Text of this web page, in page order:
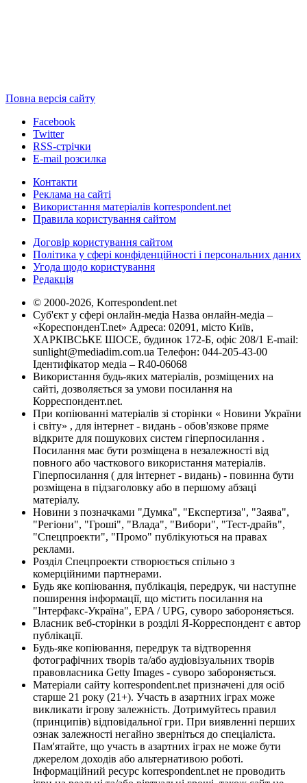
Повна версія сайту
Facebook
Twitter
RSS-стрічки
E-mail розсилка
Контакти
Реклама на сайті
Використання матеріалів korrespondent.net
Правила користування сайтом
Договір користування сайтом
Політика у сфері конфіденційності і персональних даних
Угода щодо користування
Редакція
© 2000-2026, Korrespondent.net
Суб'єкт у сфері онлайн-медіа Назва онлайн-медіа –
«КореспонденТ.net» Адреса: 02091, місто Київ,
ХАРКІВСЬКЕ ШОСЕ, будинок 172-Б, офіс 208/1 E-mail:
sunlight@mediadim.com.ua Телефон: 044-205-43-00
Ідентифікатор медіа – R40-06068
Використання будь-яких матеріалів, розміщених на
сайті, дозволяється за умови посилання на
Корреспондент.net.
При копіюванні матеріалів зі сторінки « Новини України
і світу» , для інтернет - видань - обов'язкове пряме
відкрите для пошукових систем гіперпосилання .
Посилання має бути розміщена в незалежності від
повного або часткового використання матеріалів.
Гіперпосилання ( для інтернет - видань) - повинна бути
розміщена в підзаголовку або в першому абзаці
матеріалу.
Новини з позначками "Думка", "Експертиза", "Заява",
"Регіони", "Гроші", "Влада", "Вибори", "Тест-драйв",
"Спецпроекти", "Промо" публікуються на правах
реклами.
Розділ Спецпроекти створюється спільно з
комерційними партнерами.
Будь яке копіювання, публікація, передрук, чи наступне
поширення інформації, що містить посилання на
"Інтерфакс-Україна", EPA / UPG, суворо забороняється.
Власник веб-сторінки в розділі Я-Корреспондент є автор
публікації.
Будь-яке копіювання, передрук та відтворення
фотографічних творів та/або аудіовізуальних творів
правовласника Getty Images - суворо забороняється.
Матеріали сайту korrespondent.net призначені для осіб
старше 21 року (21+). Участь в азартних іграх може
викликати ігрову залежність. Дотримуйтесь правил
(принципів) відповідальної гри. При виявленні перших
ознак залежності негайно зверніться до спеціаліста.
Пам'ятайте, що участь в азартних іграх не може бути
джерелом доходів або альтернативою роботі.
Інформаційний ресурс korrespondent.net не проводить